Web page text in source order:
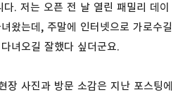
다. 저는 오픈 전 날 열린 패밀리 데이
왔는데, 주말에 인터넷으로 가로수길
녀오길 잘했다 싶더군요.
장 사진과 방문 소감은 지난 포스팅에